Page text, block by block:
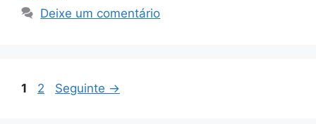
Deixe um comentário
Página
1 Página
2 Seguinte →